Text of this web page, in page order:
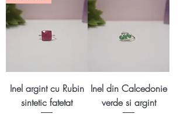
Inel argint cu Rubin
sintetic fatetat
Inel din Calcedonie
verde si argint